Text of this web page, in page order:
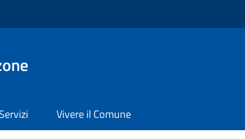
Servizi Vivere il Comune